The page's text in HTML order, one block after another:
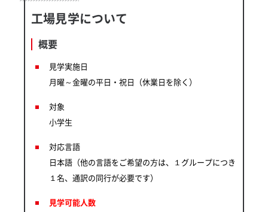
工場見学について
概要
見学実施日
月曜～金曜の平日・祝日（休業日を除く）
対象
小学生
対応言語
日本語（他の言語をご希望の方は、１グループにつき
１名、通訳の同行が必要です）
見学可能人数